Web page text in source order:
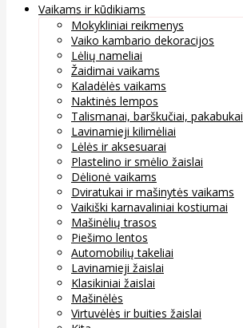
Vaikams ir kūdikiams
Mokykliniai reikmenys
Vaiko kambario dekoracijos
Lėlių nameliai
Žaidimai vaikams
Kaladėlės vaikams
Naktinės lempos
Talismanai, barškučiai, pakabukai
Lavinamieji kilimėliai
Lėlės ir aksesuarai
Plastelino ir smėlio žaislai
Dėlionė vaikams
Dviratukai ir mašinytės vaikams
Vaikiški karnavaliniai kostiumai
Mašinėlių trasos
Piešimo lentos
Automobilių takeliai
Lavinamieji žaislai
Klasikiniai žaislai
Mašinėlės
Virtuvėlės ir buities žaislai